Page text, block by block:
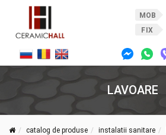
MOB
FIX
LAVOARE
catalog de produse instalatii sanitare